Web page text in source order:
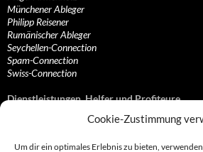
Cookie-Zustimmung
Um dir ein optimales Erlebnis zu bieten,
Münchener Ableger
Philipp Reisener
Rumänischer Ableger
Seychellen-Connection
Spam-Connection
Swiss-Connection
Dienstleistungen, Helfer und Profiteure
Anonymisierungsdienste, VPN- und Web-Proxy…